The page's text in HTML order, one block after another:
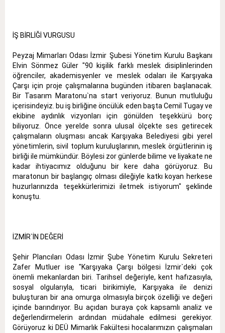
İŞ BİRLİĞİ VURGUSU
Peyzaj Mimarları Odası İzmir Şubesi Yönetim Kurulu Başkanı
Elvin Sönmez Güler "90 kişilik farklı meslek disiplinlerinden
öğrenciler, akademisyenler ve meslek odaları ile Karşıyaka
Çarşı için proje çalışmalarına bugünden itibaren başlanacak.
Bir Tasarım Maratonu`na start veriyoruz. Bunun mutluluğu
içerisindeyiz. bu iş birliğine öncülük eden başta Cemil Tugay ve
ekibine aydınlık vizyonları için gönülden teşekkürü borç
biliyoruz. Önce yerelde sonra ulusal ölçekte ses getirecek
çalışmaların oluşması ancak Karşıyaka Belediyesi gibi yerel
yönetimlerin, sivil toplum kuruluşlarının, meslek örgütlerinin iş
birliği ile mümkündür. Böylesi zor günlerde bilime ve liyakate ne
kadar ihtiyacımız olduğunu bir kere daha görüyoruz. Bu
maratonun bir başlangıç olması dileğiyle katkı koyan herkese
huzurlarınızda teşekkürlerimizi iletmek istiyorum" şeklinde
konuştu.
İZMİR`İN DEĞERİ
Şehir Plancıları Odası İzmir Şube Yönetim Kurulu Sekreteri
Zafer Mutluer ise "Karşıyaka Çarşı bölgesi İzmir`deki çok
önemli mekanlardan biri. Tarihsel değeriyle, kent hafızasıyla,
sosyal olgularıyla, ticari birikimiyle, Karşıyaka ile denizi
buluşturan bir ana omurga olmasıyla birçok özelliği ve değeri
içinde barındırıyor. Bu açıdan buraya çok kapsamlı analiz ve
değerlendirmelerin ardından müdahale edilmesi gerekiyor.
Görüyoruz ki DEÜ Mimarlık Fakültesi hocalarımızın çalışmaları